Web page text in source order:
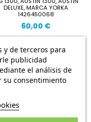
DELUXE, MARCA YORKA
1426450068
60,00 €
y de terceros para
publicidad
el análisis de
su consentimiento